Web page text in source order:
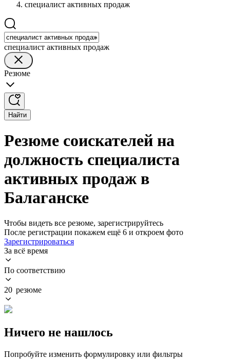
специалист активных продаж
специалист активных продаж
Резюме
Найти
Резюме соискателей на
должность специалиста
активных продаж в
Балаганске
Чтобы видеть все резюме, зарегистрируйтесь
После регистрации покажем ещё 6 и откроем фото
Зарегистрироваться
За всё время
По соответствию
20 резюме
Ничего не нашлось
Попробуйте изменить формулировку или фильтры